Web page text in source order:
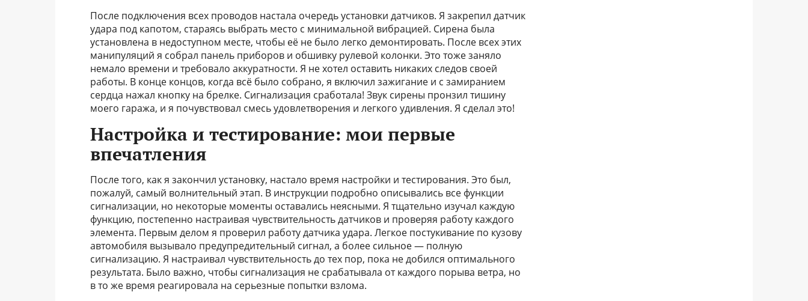
После подключения всех проводов настала очередь установки датчиков. Я закрепил датчик
удара под капотом, стараясь выбрать место с минимальной вибрацией. Сирена была
установлена в недоступном месте, чтобы её не было легко демонтировать. После всех этих
манипуляций я собрал панель приборов и обшивку рулевой колонки. Это тоже заняло
немало времени и требовало аккуратности. Я не хотел оставить никаких следов своей
работы. В конце концов, когда всё было собрано, я включил зажигание и с замиранием
сердца нажал кнопку на брелке. Сигнализация сработала! Звук сирены пронзил тишину
моего гаража, и я почувствовал смесь удовлетворения и легкого удивления. Я сделал это!
Настройка и тестирование: мои первые
впечатления
После того, как я закончил установку, настало время настройки и тестирования. Это был,
пожалуй, самый волнительный этап. В инструкции подробно описывались все функции
сигнализации, но некоторые моменты оставались неясными. Я тщательно изучал каждую
функцию, постепенно настраивая чувствительность датчиков и проверяя работу каждого
элемента. Первым делом я проверил работу датчика удара. Легкое постукивание по кузову
автомобиля вызывало предупредительный сигнал, а более сильное — полную
сигнализацию. Я настраивал чувствительность до тех пор, пока не добился оптимального
результата. Было важно, чтобы сигнализация не срабатывала от каждого порыва ветра, но
в то же время реагировала на серьезные попытки взлома.